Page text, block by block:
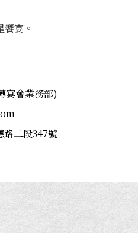
宴。
宴會業務部)
路二段347號